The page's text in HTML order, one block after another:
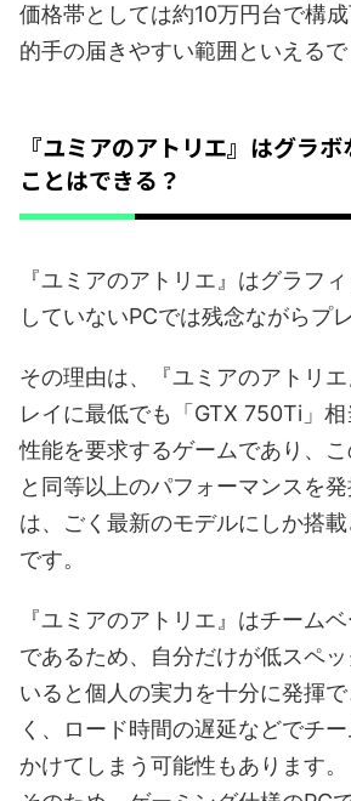
価格帯としては約10万円台で構
的手の届きやすい範囲といえるで
『ユミアのアトリエ』はグラ
ことはできる？
『ユミアのアトリエ』はグラフ
していないPCでは残念ながらプ
その理由は、『ユミアのアトリ
レイに最低でも「GTX 750Ti」
性能を要求するゲームであり、こ
と同等以上のパフォーマンスを
は、ごく最新のモデルにしか搭
です。
『ユミアのアトリエ』はチーム
であるため、自分だけが低スペ
いると個人の実力を十分に発揮
く、ロード時間の遅延などでチ
かけてしまう可能性もあります。